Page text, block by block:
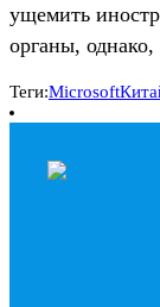
ущемить
органы,
Теги:Microsoft